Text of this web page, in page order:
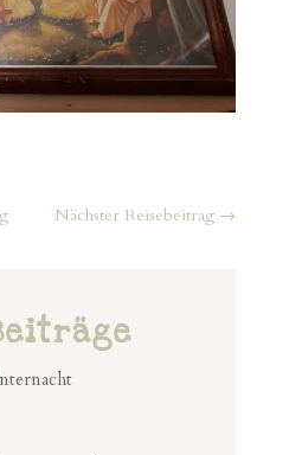
Nächster Reisebeitrag →